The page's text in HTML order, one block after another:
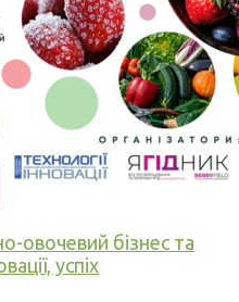
овочевий бізнес та
успіх